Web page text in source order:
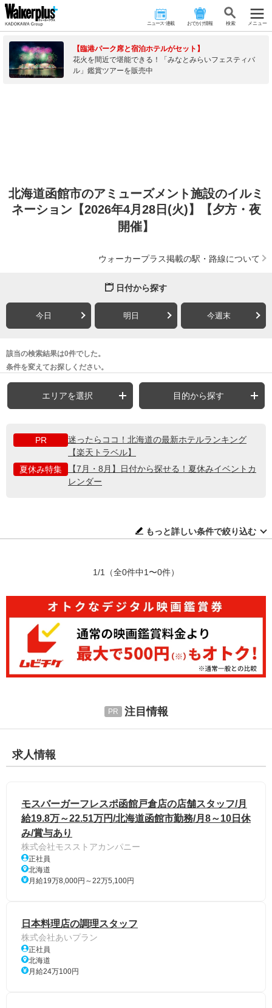
ニュース･連載 おでかけ情報 検 索 メニュー
【臨港パーク席と宿泊ホテルがセット】
花火を間近で堪能できる！「みなとみらいフェスティバ
ル」鑑賞ツアーを販売中
北海道函館市のアミューズメント施設のイルミ
ネーション【2026年4月28日(火)】【夕方・夜
開催】
ウォーカープラス掲載の駅・路線について
日付から探す
今日 明日 今週末
該当の検索結果は0件でした。
条件を変えてお探しください。
エリアを選択 目的から探す
PR
迷ったらココ！北海道の最新ホテルランキング
【楽天トラベル】
夏休み特集
【7月・8月】日付から探せる！夏休みイベントカ
レンダー
もっと詳しい条件で絞り込む
1/1 （全0件中1〜0件）
注目情報
求人情報
モスバーガーフレスポ函館戸倉店の店舗スタッフ/月
給19.8万～22.51万円/北海道函館市勤務/月8～10日休
み/賞与あり
株式会社モスストアカンパニー
正社員
北海道
月給19万8,000円～22万5,100円
日本料理店の調理スタッフ
株式会社あいプラン
正社員
北海道
月給24万100円